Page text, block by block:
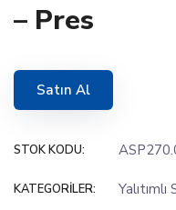
– Pres
Satın Al
STOK KODU:
KATEGORILER: